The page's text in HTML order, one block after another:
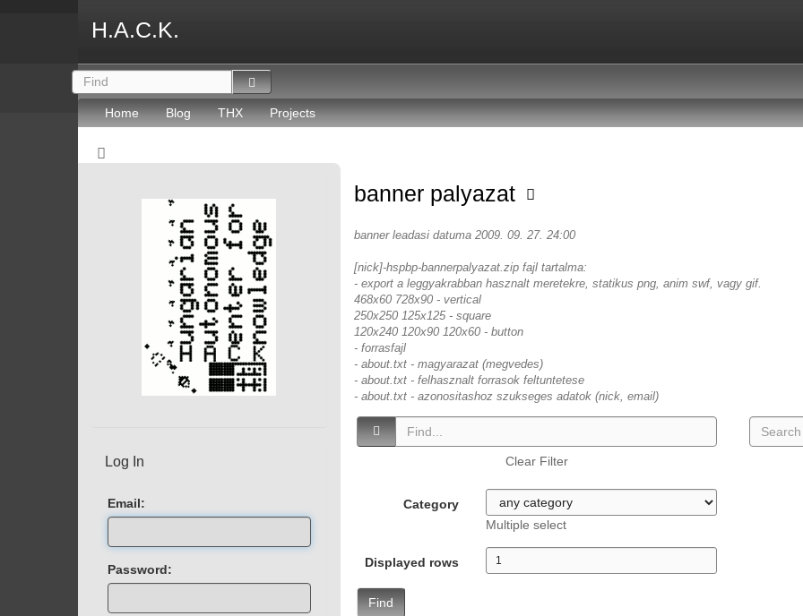
H.A.C.K.
Home Blog THX Projects
banner palyazat
banner leadasi datuma 2009. 09. 27. 24:00
[nick]-hspbp-bannerpalyazat.zip fajl tartalma:
- export a leggyakrabban hasznalt meretekre, statikus png, anim swf, vagy gif.
468x60 728x90 - vertical
250x250 125x125 - square
120x240 120x90 120x60 - button
- forrasfajl
- about.txt - magyarazat (megvedes)
- about.txt - felhasznalt forrasok feltuntetese
- about.txt - azonositashoz szukseges adatok (nick, email)
Clear Filter
Category
Multiple select
Displayed rows
Find
Log In
Email:
Password: